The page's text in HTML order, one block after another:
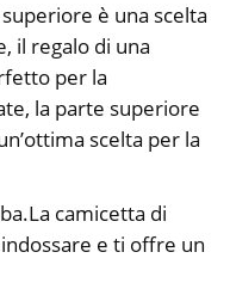
è una scelta
il regalo di una
per la
la parte superiore
scelta per la
camicetta di
e ti offre un